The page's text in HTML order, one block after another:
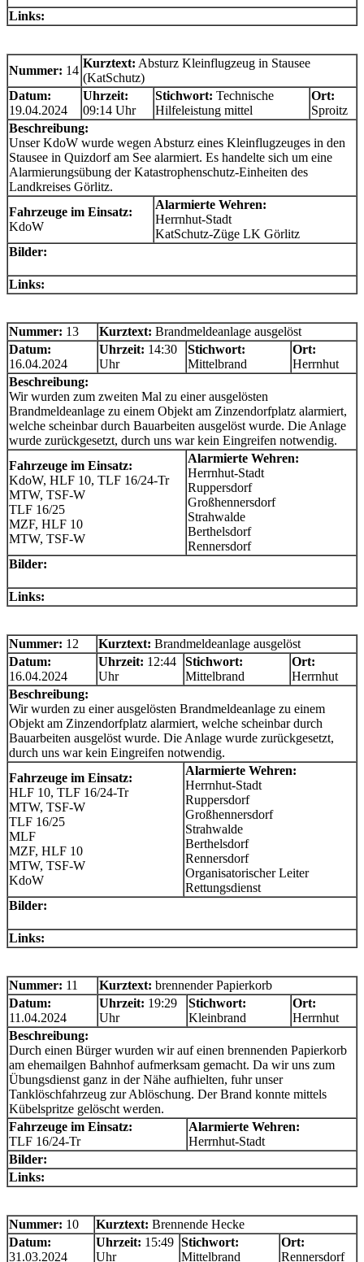
Links:
Nummer: 14
Kurztext: Absturz Kleinflugzeug in Stausee
(KatSchutz)
Datum:
19.04.2024
Uhrzeit:
09:14 Uhr
Stichwort: Technische
Hilfeleistung mittel
Ort:
Sproitz
Beschreibung:
Unser KdoW wurde wegen Absturz eines Kleinflugzeuges in den
Stausee in Quizdorf am See alarmiert. Es handelte sich um eine
Alarmierungsübung der Katastrophenschutz-Einheiten des
Landkreises Görlitz.
Fahrzeuge im Einsatz:
KdoW
Alarmierte Wehren:
Herrnhut-Stadt
KatSchutz-Züge LK Görlitz
Bilder:
Links:
Nummer: 13 Kurztext: Brandmeldeanlage ausgelöst
Datum:
16.04.2024
Uhrzeit: 14:30
Uhr
Stichwort:
Mittelbrand
Ort:
Herrnhut
Beschreibung:
Wir wurden zum zweiten Mal zu einer ausgelösten
Brandmeldeanlage zu einem Objekt am Zinzendorfplatz alarmiert,
welche scheinbar durch Bauarbeiten ausgelöst wurde. Die Anlage
wurde zurückgesetzt, durch uns war kein Eingreifen notwendig.
Fahrzeuge im Einsatz:
KdoW, HLF 10, TLF 16/24-Tr
MTW, TSF-W
TLF 16/25
MZF, HLF 10
MTW, TSF-W
Alarmierte Wehren:
Herrnhut-Stadt
Ruppersdorf
Großhennersdorf
Strahwalde
Berthelsdorf
Rennersdorf
Bilder:
Links:
Nummer: 12 Kurztext: Brandmeldeanlage ausgelöst
Datum:
16.04.2024
Uhrzeit: 12:44
Uhr
Stichwort:
Mittelbrand
Ort:
Herrnhut
Beschreibung:
Wir wurden zu einer ausgelösten Brandmeldeanlage zu einem
Objekt am Zinzendorfplatz alarmiert, welche scheinbar durch
Bauarbeiten ausgelöst wurde. Die Anlage wurde zurückgesetzt,
durch uns war kein Eingreifen notwendig.
Fahrzeuge im Einsatz:
HLF 10, TLF 16/24-Tr
MTW, TSF-W
TLF 16/25
MLF
MZF, HLF 10
MTW, TSF-W
KdoW
Alarmierte Wehren:
Herrnhut-Stadt
Ruppersdorf
Großhennersdorf
Strahwalde
Berthelsdorf
Rennersdorf
Organisatorischer Leiter
Rettungsdienst
Bilder:
Links:
Nummer: 11 Kurztext: brennender Papierkorb
Datum:
11.04.2024
Uhrzeit: 19:29
Uhr
Stichwort:
Kleinbrand
Ort:
Herrnhut
Beschreibung:
Durch einen Bürger wurden wir auf einen brennenden Papierkorb
am ehemailgen Bahnhof aufmerksam gemacht. Da wir uns zum
Übungsdienst ganz in der Nähe aufhielten, fuhr unser
Tanklöschfahrzeug zur Ablöschung. Der Brand konnte mittels
Kübelspritze gelöscht werden.
Fahrzeuge im Einsatz:
TLF 16/24-Tr
Alarmierte Wehren:
Herrnhut-Stadt
Bilder:
Links:
Nummer: 10 Kurztext: Brennende Hecke
Datum:
31.03.2024
Uhrzeit: 15:49
Uhr
Stichwort:
Mittelbrand
Ort:
Rennersdorf